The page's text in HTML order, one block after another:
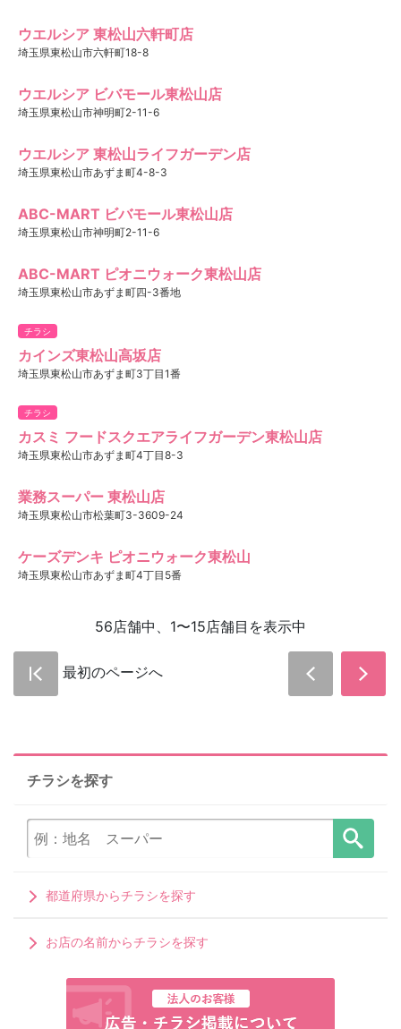
ウエルシア 東松山六軒町店
埼玉県東松山市六軒町18-8
ウエルシア ビバモール東松山店
埼玉県東松山市神明町2-11-6
ウエルシア 東松山ライフガーデン店
埼玉県東松山市あずま町4-8-3
ABC-MART ビバモール東松山店
埼玉県東松山市神明町2-11-6
ABC-MART ピオニウォーク東松山店
埼玉県東松山市あずま町四-3番地
チラシ
カインズ東松山高坂店
埼玉県東松山市あずま町3丁目1番
チラシ
カスミ フードスクエアライフガーデン東松山店
埼玉県東松山市あずま町4丁目8-3
業務スーパー 東松山店
埼玉県東松山市松葉町3-3609-24
ケーズデンキ ピオニウォーク東松山
埼玉県東松山市あずま町4丁目5番
56店舗中、1〜15店舗目を表示中
最初のページへ
チラシを探す
都道府県からチラシを探す
お店の名前からチラシを探す